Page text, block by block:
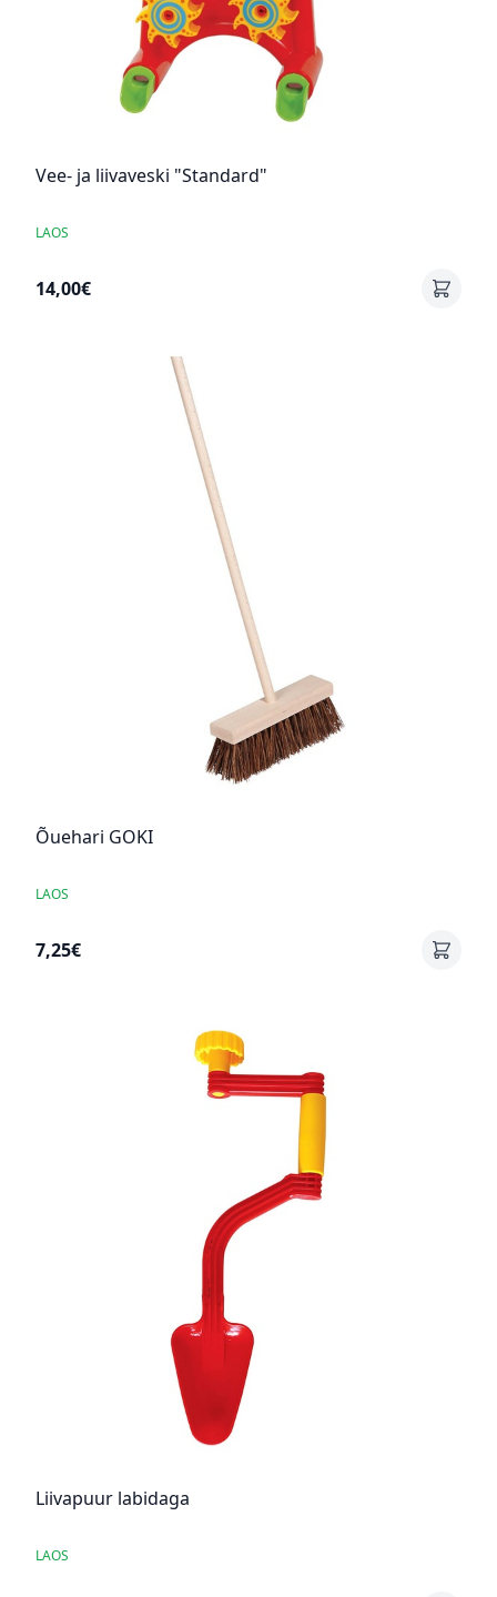
Vee- ja liivaveski "Standard"
LAOS
14,00€
Õuehari GOKI
LAOS
7,25€
Liivapuur labidaga
LAOS